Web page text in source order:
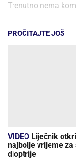
Trenutno nema
PROČITAJTE JOŠ
VIDEO
najbolje vrijeme za
dioptrije